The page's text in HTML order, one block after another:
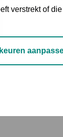
verstrekt of
voor